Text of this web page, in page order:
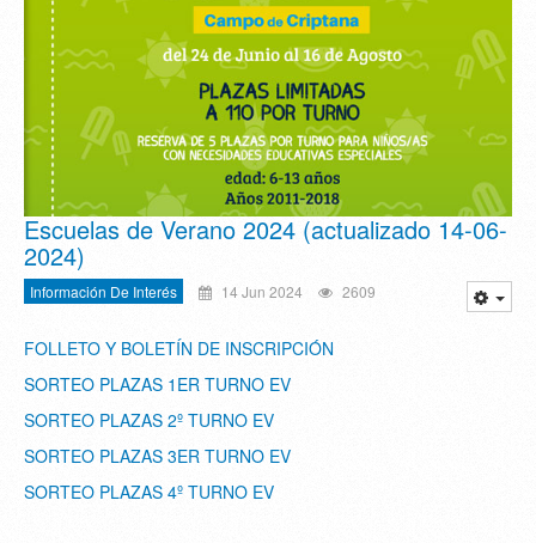
Escuelas de Verano 2024 (actualizado 14-06-
2024)
Información De Interés 14 Jun 2024 2609
FOLLETO Y BOLETÍN DE INSCRIPCIÓN
SORTEO PLAZAS 1ER TURNO EV
SORTEO PLAZAS 2º TURNO EV
SORTEO PLAZAS 3ER TURNO EV
SORTEO PLAZAS 4º TURNO EV